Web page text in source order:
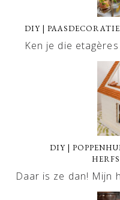
DIY |
Ken je die
DIY |
Daar is ze dan! Mijn